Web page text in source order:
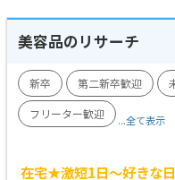
美容品のリサーチ
新卒 第二新卒歓迎
フリーター歓迎
...全て表示
在宅★激短1日～好きな